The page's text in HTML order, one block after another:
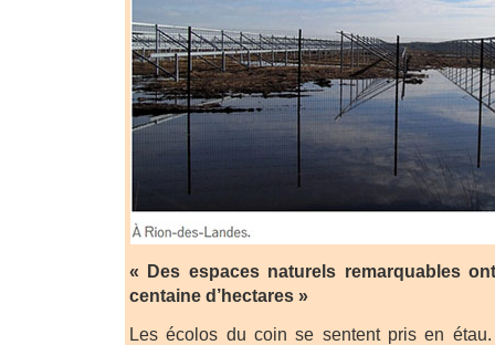
« Des espaces naturels remarquables
centaine d’hectares »
Les écolos du coin se sentent pris en